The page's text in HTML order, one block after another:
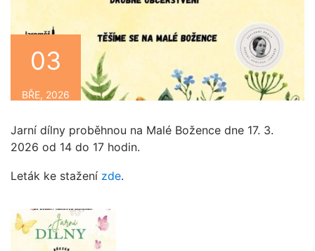
03
BŘE, 2026
Jarní dílny proběhnou na Malé Božence dne 17. 3.
2026 od 14 do 17 hodin.
Leták ke stažení zde.